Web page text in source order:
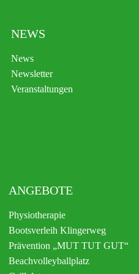
NEWS
News
Newsletter
Veranstaltungen
ANGEBOTE
Physiotherapie
Bootsverleih Klingerweg
Prävention „MUT TUT GUT“
Beachvolleyballplatz